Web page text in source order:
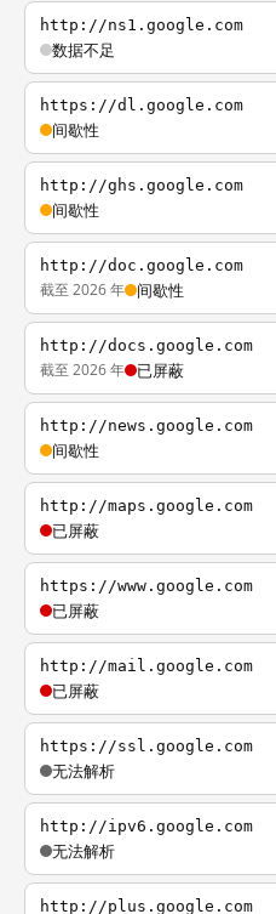
http://ns1.google.com
数据不足
https://dl.google.com
间歇性
http://ghs.google.com
间歇性
http://doc.google.com
截至 2026 年 间歇性
http://docs.google.com
截至 2026 年 已屏蔽
http://news.google.com
间歇性
http://maps.google.com
已屏蔽
https://www.google.com
已屏蔽
http://mail.google.com
已屏蔽
https://ssl.google.com
无法解析
http://ipv6.google.com
无法解析
http://plus.google.com